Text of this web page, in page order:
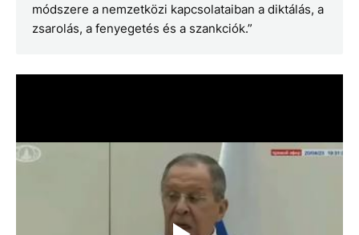
módszere a nemzetközi kapcsolataiban a diktálás, a
zsarolás, a fenyegetés és a szankciók.”